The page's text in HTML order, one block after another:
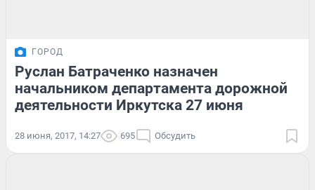
ГОРОД
Руслан Батраченко назначен
начальником департамента дорожной
деятельности Иркутска 27 июня
28 июня, 2017, 14:27 695 Обсудить